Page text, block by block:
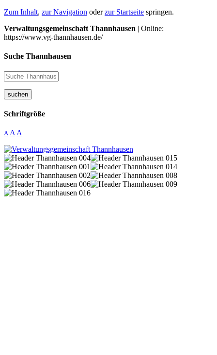
Zum Inhalt, zur Navigation oderzur Startseite springen.
Verwaltungsgemeinschaft Thannhausen | Online:
https://www.vg-thannhausen.de/
Suche Thannhausen
suchen
Schriftgröße
A A A